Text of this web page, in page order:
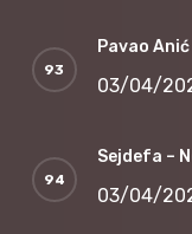
Pavao Anić
03/04/
Sejdefa –
03/04/